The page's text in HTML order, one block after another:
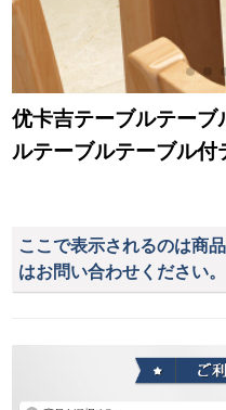
优卡吉テーブルテー
ルテーブルテーブル付
ここで表示されるのは商
はお問い合わせください。